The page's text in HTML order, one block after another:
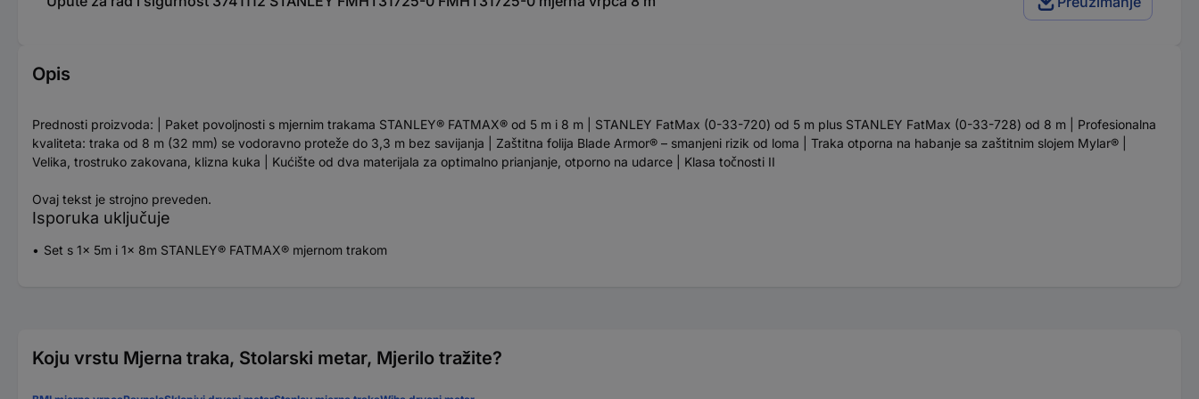
Opis
Prednosti proizvoda: | Paket povoljnosti s mjernim trakama STANLEY® FATMAX® od 5 m i 8 m | STANLEY FatMax (0-33-720) od 5 m plus STANLEY FatMax (0-33-728) od 8 m | Profesionalna
kvaliteta: traka od 8 m (32 mm) se vodoravno proteže do 3,3 m bez savijanja | Zaštitna folija Blade Armor® – smanjeni rizik od loma | Traka otporna na habanje sa zaštitnim slojem Mylar® |
Velika, trostruko zakovana, klizna kuka | Kućište od dva materijala za optimalno prianjanje, otporno na udarce | Klasa točnosti II
Ovaj tekst je strojno preveden.
Isporuka uključuje
Set s 1x 5m i 1x 8m STANLEY® FATMAX® mjernom trakom
Koju vrstu Mjerna traka, Stolarski metar, Mjerilo tražite?